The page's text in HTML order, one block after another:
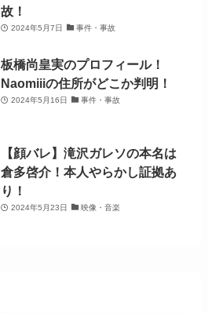
故！
2024年5月7日 事件・事故
板橋尚皇実のプロフィール！
Naomiiiの住所がどこか判明！
2024年5月16日 事件・事故
【顔バレ】滝沢ガレソの本名は
倉多啓介！本人やらかし証拠あ
り！
2024年5月23日 映像・音楽